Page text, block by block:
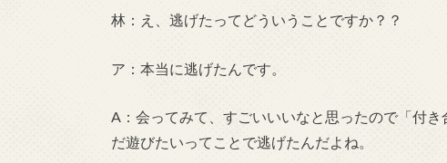
林：え、逃げたってどういうことですか？？
ア：本当に逃げたんです。
A：会ってみて、すごいいいなと思ったので「付
だ遊びたいってことで逃げたんだよね。